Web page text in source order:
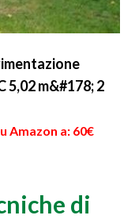
5,02 m&#178; 2
Amazon a: 60€
di